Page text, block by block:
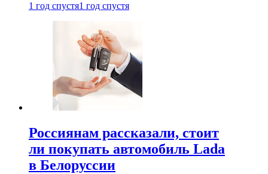
1 год спустя1 год спустя
Россиянам рассказали, стоит
ли покупать автомобиль Lada
в Белоруссии